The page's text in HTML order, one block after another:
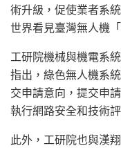
術升級，促使業者系
世界看見臺灣無人機
工研院機械與機電系
指出，綠色無人機系
交申請意向，提交申
執行網路安全和技術評
此外，工研院也與漢